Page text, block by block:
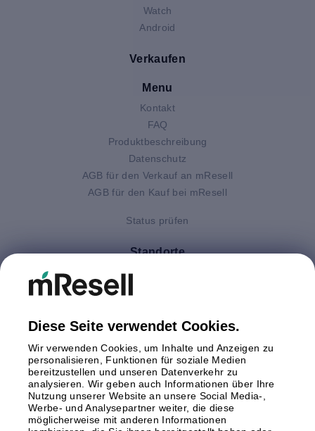
Watch
Android
Verkaufen
Menu
Kontakt
FAQ
Produktbeschreibung
Datenschutz
AGB für den Verkauf an mResell
AGB für den Kauf bei mResell
Status prüfen
Standorte
Deutschland
Italien
Polen
Schweden
Spanien
Österreich
Diese Seite verwendet Cookies.
Wir verwenden Cookies, um Inhalte und Anzeigen zu
personalisieren, Funktionen für soziale Medien
bereitzustellen und unseren Datenverkehr zu
analysieren. Wir geben auch Informationen über Ihre
Nutzung unserer Website an unsere Social Media-,
Werbe- und Analysepartner weiter, die diese
möglicherweise mit anderen Informationen